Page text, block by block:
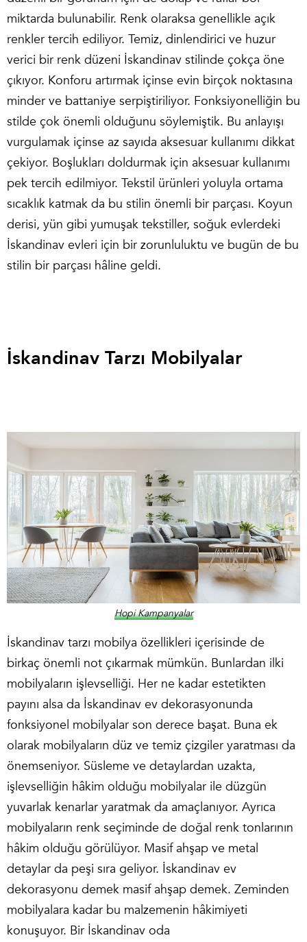
miktarda bulunabilir. Renk olaraksa genellikle açık
renkler tercih ediliyor. Temiz, dinlendirici ve huzur
verici bir renk düzeni İskandinav stilinde çokça öne
çıkıyor. Konforu artırmak içinse evin birçok noktasına
minder ve battaniye serpiştiriliyor. Fonksiyonelliğin bu
stilde çok önemli olduğunu söylemiştik. Bu anlayışı
vurgulamak içinse az sayıda aksesuar kullanımı dikkat
çekiyor. Boşlukları doldurmak için aksesuar kullanımı
pek tercih edilmiyor. Tekstil ürünleri yoluyla ortama
sıcaklık katmak da bu stilin önemli bir parçası. Koyun
derisi, yün gibi yumuşak tekstiller, soğuk evlerdeki
İskandinav evleri için bir zorunluluktu ve bugün de bu
stilin bir parçası hâline geldi.
İskandinav Tarzı Mobilyalar
Hopi Kampanyalar
İskandinav tarzı mobilya özellikleri içerisinde de
birkaç önemli not çıkarmak mümkün. Bunlardan ilki
mobilyaların işlevselliği. Her ne kadar estetikten
payını alsa da İskandinav ev dekorasyonunda
fonksiyonel mobilyalar son derece başat. Buna ek
olarak mobilyaların düz ve temiz çizgiler yaratması da
önemseniyor. Süsleme ve detaylardan uzakta,
işlevselliğin hâkim olduğu mobilyalar ile düzgün
yuvarlak kenarlar yaratmak da amaçlanıyor. Ayrıca
mobilyaların renk seçiminde de doğal renk tonlarının
hâkim olduğu görülüyor. Masif ahşap ve metal
detaylar da peşi sıra geliyor. İskandinav ev
dekorasyonu demek masif ahşap demek. Zeminden
mobilyalara kadar bu malzemenin hâkimiyeti
konuşuyor. Bir İskandinav oda